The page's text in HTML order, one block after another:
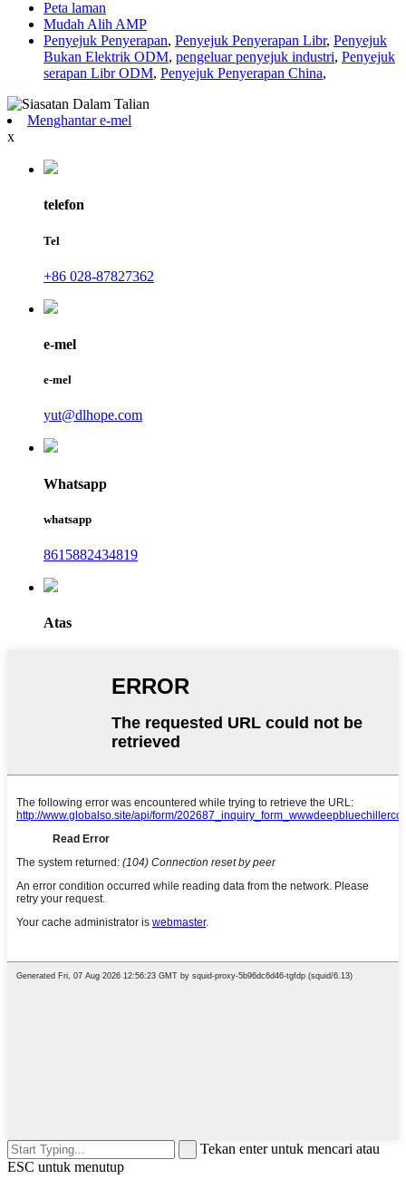
Peta laman
Mudah Alih AMP
Penyejuk Penyerapan, Penyejuk Penyerapan Libr, Penyejuk
Bukan Elektrik ODM, pengeluar penyejuk industri, Penyejuk
serapan Libr ODM, Penyejuk Penyerapan China,
Menghantar e-mel
x
telefon
Tel
+86 028-87827362
e-mel
e-mel
yut@dlhope.com
Whatsapp
whatsapp
8615882434819
Atas
Tekan enter untuk mencari atau
ESC untuk menutup